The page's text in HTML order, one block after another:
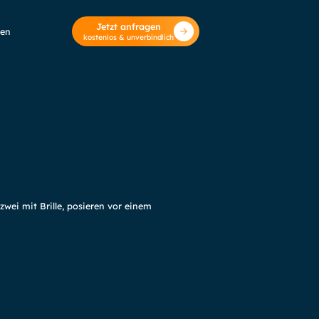
Jetzt anfragen
kostenlos & unverbindlich